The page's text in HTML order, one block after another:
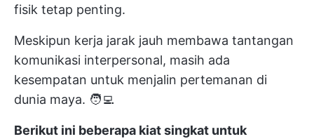
fisik tetap penting.
Meskipun kerja jarak jauh membawa tantangan
komunikasi interpersonal, masih ada
kesempatan untuk menjalin pertemanan di
dunia maya. 🧑‍💻
Berikut ini beberapa kiat singkat untuk